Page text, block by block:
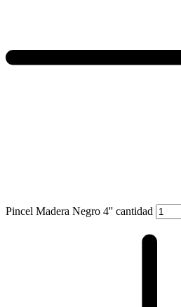
Pincel Madera Negro 4'' cantidad